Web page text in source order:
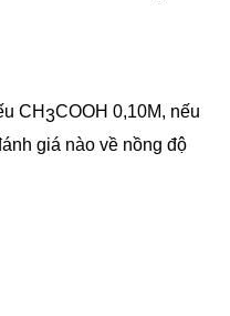
CH3COOH 0,10M, nếu
giá nào về nồng độ